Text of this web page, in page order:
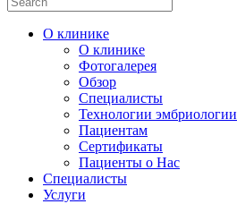
О клинике
О клинике
Фотогалерея
Обзор
Специалисты
Технологии эмбриологии
Пациентам
Сертификаты
Пациенты о Нас
Специалисты
Услуги